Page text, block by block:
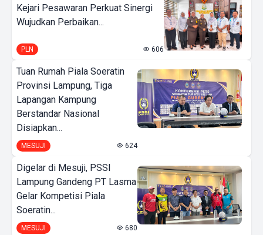
Kejari Pesawaran Perkuat Sinergi
Wujudkan Perbaikan...
PLN 606
Tuan Rumah Piala Soeratin
Provinsi Lampung, Tiga
Lapangan Kampung
Berstandar Nasional
Disiapkan...
MESUJI 624
Digelar di Mesuji, PSSI
Lampung Gandeng PT Lasma
Gelar Kompetisi Piala
Soeratin...
MESUJI 680